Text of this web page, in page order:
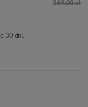
269,00 zł
30 dni.